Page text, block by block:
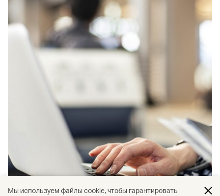
Мы используем файлы cookie, чтобы гарантировать